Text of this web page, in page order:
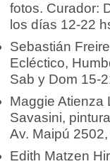
fotos. Curador:
los días 12-22
Sebastián
Ecléctico,
Sab y Dom 15-
Maggie Atienza
Savasini,
Av. Maipú
Edith Matzen